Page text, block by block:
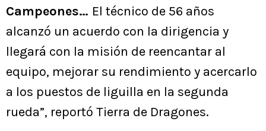
Campeones… El técnico de 56 años
alcanzó un acuerdo con la dirigencia y
llegará con la misión de reencantar al
equipo, mejorar su rendimiento y acercarlo
a los puestos de liguilla en la segunda
rueda”, reportó Tierra de Dragones.